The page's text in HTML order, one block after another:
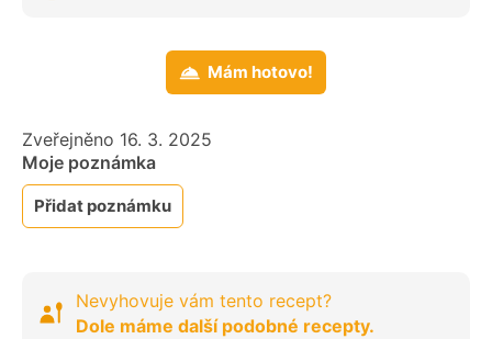
Mám hotovo!
Zveřejněno 16. 3. 2025
Moje poznámka
Přidat poznámku
Nevyhovuje vám tento recept?
Dole máme další podobné recepty.